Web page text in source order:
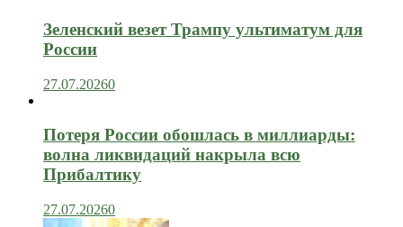
Зеленский везет Трампу ультиматум для
России
27.07.20260
Потеря России обошлась в миллиарды:
волна ликвидаций накрыла всю
Прибалтику
27.07.20260